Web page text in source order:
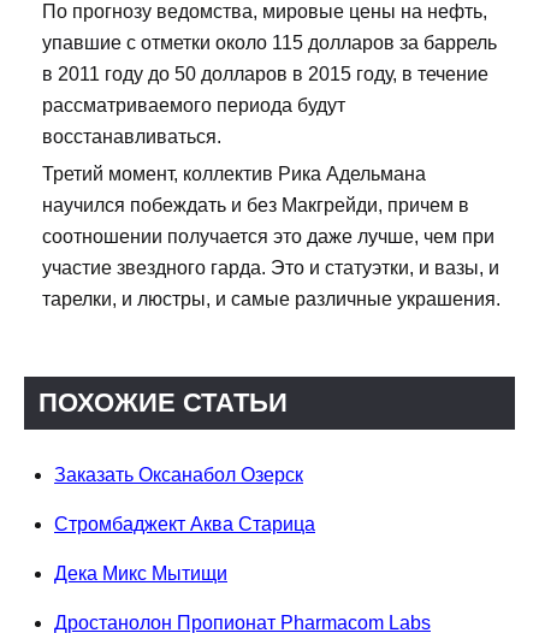
По прогнозу ведомства, мировые цены на нефть,
упавшие с отметки около 115 долларов за баррель
в 2011 году до 50 долларов в 2015 году, в течение
рассматриваемого периода будут
восстанавливаться.
Третий момент, коллектив Рика Адельмана
научился побеждать и без Макгрейди, причем в
соотношении получается это даже лучше, чем при
участие звездного гарда. Это и статуэтки, и вазы, и
тарелки, и люстры, и самые различные украшения.
ПОХОЖИЕ СТАТЬИ
Заказать Оксанабол Озерск
Стромбаджект Аква Старица
Дека Микс Мытищи
Дростанолон Пропионат Pharmacom Labs